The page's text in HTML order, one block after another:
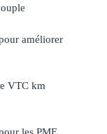
améliorer
VTC km
les PME